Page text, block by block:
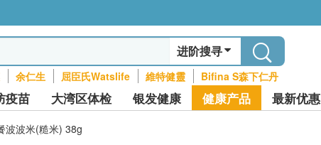
进阶搜寻
余仁生 屈臣氏Watslife 維特健靈 Bifina S森下仁丹
疫苗 大湾区体检 银发健康 健康产品 最新优惠
波波米(糙米) 38g